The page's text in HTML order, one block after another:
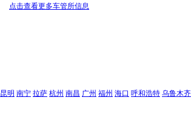
点击查看更多车管所信息
昆明 南宁 拉萨 杭州 南昌 广州 福州 海口 呼和浩特 乌鲁木齐